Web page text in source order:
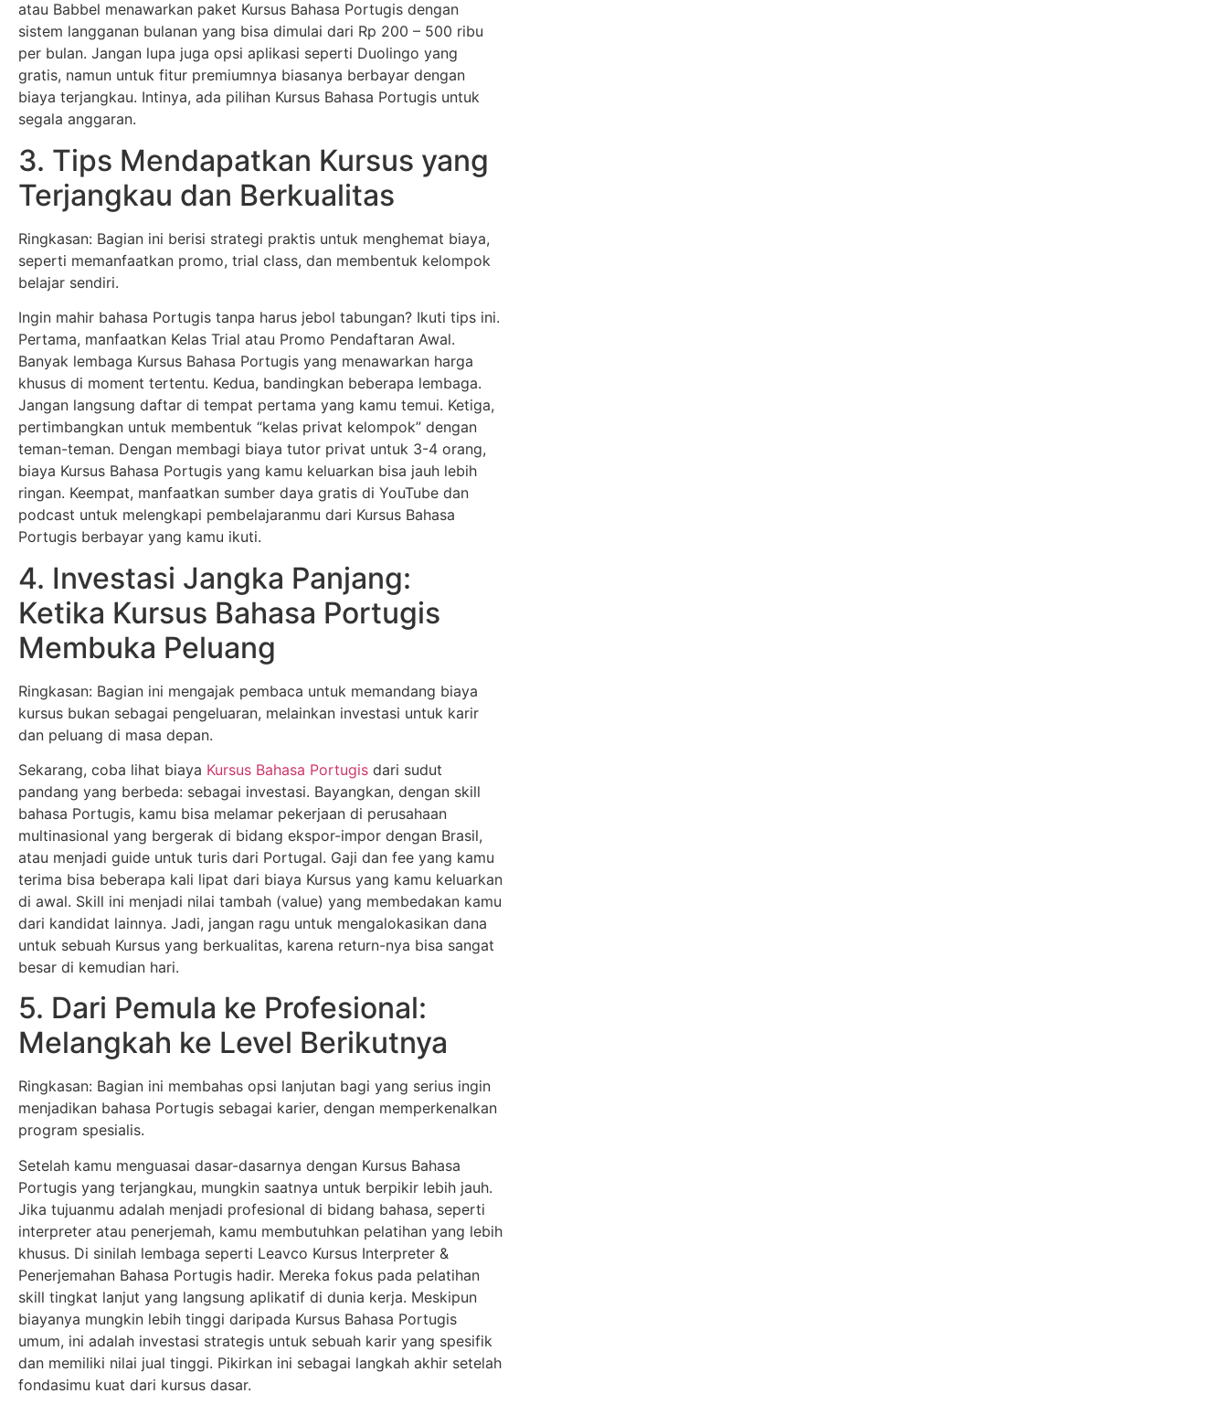
atau Babbel menawarkan paket Kursus Bahasa Portugis dengan
sistem langganan bulanan yang bisa dimulai dari Rp 200 – 500 ribu
per bulan. Jangan lupa juga opsi aplikasi seperti Duolingo yang
gratis, namun untuk fitur premiumnya biasanya berbayar dengan
biaya terjangkau. Intinya, ada pilihan Kursus Bahasa Portugis untuk
segala anggaran.
3. Tips Mendapatkan Kursus yang
Terjangkau dan Berkualitas
Ringkasan: Bagian ini berisi strategi praktis untuk menghemat biaya,
seperti memanfaatkan promo, trial class, dan membentuk kelompok
belajar sendiri.
Ingin mahir bahasa Portugis tanpa harus jebol tabungan? Ikuti tips ini.
Pertama, manfaatkan Kelas Trial atau Promo Pendaftaran Awal.
Banyak lembaga Kursus Bahasa Portugis yang menawarkan harga
khusus di moment tertentu. Kedua, bandingkan beberapa lembaga.
Jangan langsung daftar di tempat pertama yang kamu temui. Ketiga,
pertimbangkan untuk membentuk “kelas privat kelompok” dengan
teman-teman. Dengan membagi biaya tutor privat untuk 3-4 orang,
biaya Kursus Bahasa Portugis yang kamu keluarkan bisa jauh lebih
ringan. Keempat, manfaatkan sumber daya gratis di YouTube dan
podcast untuk melengkapi pembelajaranmu dari Kursus Bahasa
Portugis berbayar yang kamu ikuti.
4. Investasi Jangka Panjang:
Ketika Kursus Bahasa Portugis
Membuka Peluang
Ringkasan: Bagian ini mengajak pembaca untuk memandang biaya
kursus bukan sebagai pengeluaran, melainkan investasi untuk karir
dan peluang di masa depan.
Sekarang, coba lihat biaya Kursus Bahasa Portugis dari sudut
pandang yang berbeda: sebagai investasi. Bayangkan, dengan skill
bahasa Portugis, kamu bisa melamar pekerjaan di perusahaan
multinasional yang bergerak di bidang ekspor-impor dengan Brasil,
atau menjadi guide untuk turis dari Portugal. Gaji dan fee yang kamu
terima bisa beberapa kali lipat dari biaya Kursus yang kamu keluarkan
di awal. Skill ini menjadi nilai tambah (value) yang membedakan kamu
dari kandidat lainnya. Jadi, jangan ragu untuk mengalokasikan dana
untuk sebuah Kursus yang berkualitas, karena return-nya bisa sangat
besar di kemudian hari.
5. Dari Pemula ke Profesional:
Melangkah ke Level Berikutnya
Ringkasan: Bagian ini membahas opsi lanjutan bagi yang serius ingin
menjadikan bahasa Portugis sebagai karier, dengan memperkenalkan
program spesialis.
Setelah kamu menguasai dasar-dasarnya dengan Kursus Bahasa
Portugis yang terjangkau, mungkin saatnya untuk berpikir lebih jauh.
Jika tujuanmu adalah menjadi profesional di bidang bahasa, seperti
interpreter atau penerjemah, kamu membutuhkan pelatihan yang lebih
khusus. Di sinilah lembaga seperti Leavco Kursus Interpreter &
Penerjemahan Bahasa Portugis hadir. Mereka fokus pada pelatihan
skill tingkat lanjut yang langsung aplikatif di dunia kerja. Meskipun
biayanya mungkin lebih tinggi daripada Kursus Bahasa Portugis
umum, ini adalah investasi strategis untuk sebuah karir yang spesifik
dan memiliki nilai jual tinggi. Pikirkan ini sebagai langkah akhir setelah
fondasimu kuat dari kursus dasar.